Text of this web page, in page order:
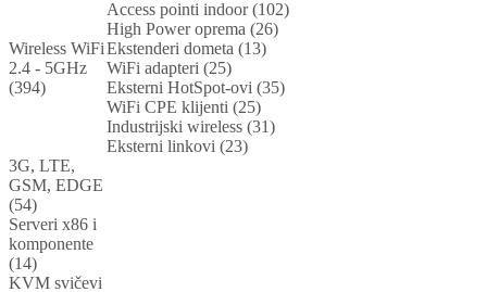
Wireless WiFi
2.4 - 5GHz
(394)
Access pointi indoor (102)
High Power oprema (26)
Ekstenderi dometa (13)
WiFi adapteri (25)
Eksterni HotSpot-ovi (35)
WiFi CPE klijenti (25)
Industrijski wireless (31)
Eksterni linkovi (23)
3G, LTE,
GSM, EDGE
(54)
Serveri x86 i
komponente
(14)
KVM svičevi